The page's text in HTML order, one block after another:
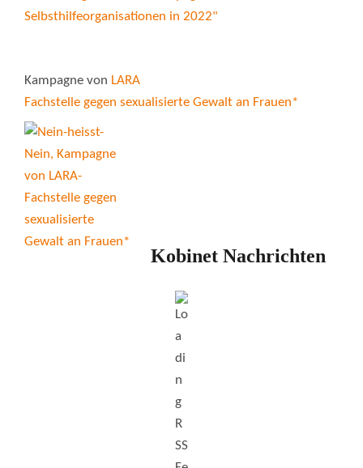
Kampagne von LARA
Fachstelle gegen sexualisierte Gewalt an Frauen*
Kobinet Nachrichten